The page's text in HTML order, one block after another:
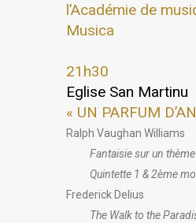
l’Académie de
Musica
21h30
Eglise San Martinu
« UN PARFUM
Ralph Vaughan Williams
Fantaisie sur un
Quintette 1 & 2ème
Frederick Delius
The Walk to the